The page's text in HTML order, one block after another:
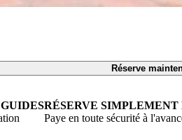
Réserve
RÉSERVE SIMPLEMENT
Paye en toute sécurité à